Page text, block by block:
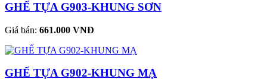
GHẾ TỰA G903-KHUNG SƠN
Giá bán: 661.000 VNĐ
GHẾ TỰA G902-KHUNG MẠ